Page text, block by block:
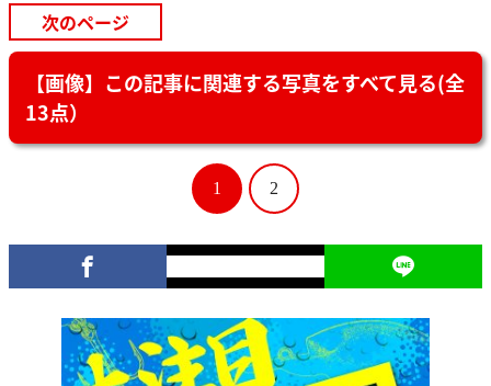
次のページ
【画像】この記事に関連する写真をすべて見る(全
13点）
1 2